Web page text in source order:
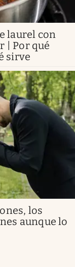
laurel con
| Por qué
sirve
los
aunque lo